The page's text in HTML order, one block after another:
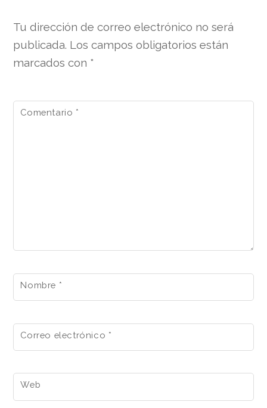
Tu dirección de correo electrónico no será
publicada. Los campos obligatorios están
marcados con *
Comentario *
Nombre *
Correo electrónico *
Web